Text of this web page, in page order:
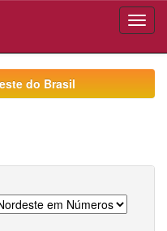
do Brasil